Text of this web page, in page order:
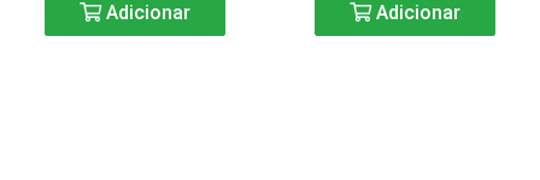
Adicionar Adicionar